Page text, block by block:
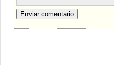
Enviar comentario